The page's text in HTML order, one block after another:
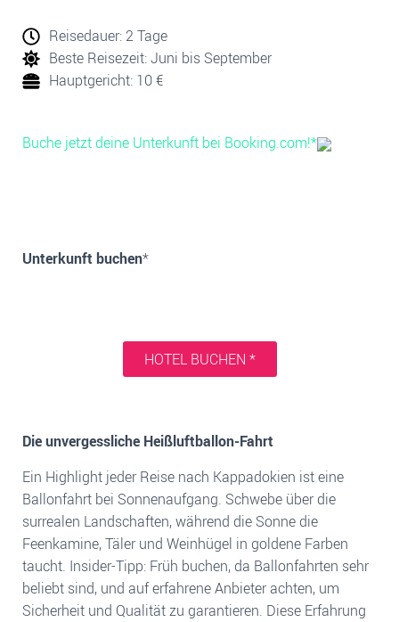
Reisedauer: 2 Tage
Beste Reisezeit:Juni bis September
Hauptgericht: 10 €
Buche jetzt deine Unterkunft bei Booking.com!*
Unterkunft buchen*
HOTEL BUCHEN *
Die unvergessliche Heißluftballon-Fahrt
Ein Highlight jeder Reise nach Kappadokien ist eine
Ballonfahrt bei Sonnenaufgang. Schwebe über die
surrealen Landschaften, während die Sonne die
Feenkamine, Täler und Weinhügel in goldene Farben
taucht. Insider-Tipp: Früh buchen, da Ballonfahrten sehr
beliebt sind, und auf erfahrene Anbieter achten, um
Sicherheit und Qualität zu garantieren. Diese Erfahrung